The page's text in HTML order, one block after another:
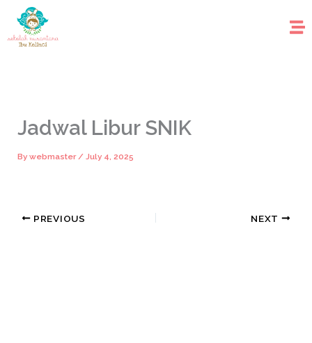
content
Jadwal Libur SNIK
Bywebmaster /July 4, 2025
PREVIOUS NEXT